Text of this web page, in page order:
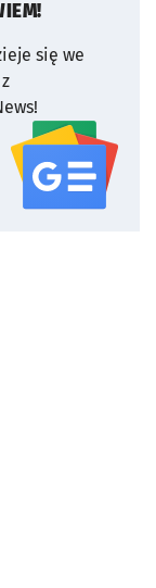
się we
serwisu